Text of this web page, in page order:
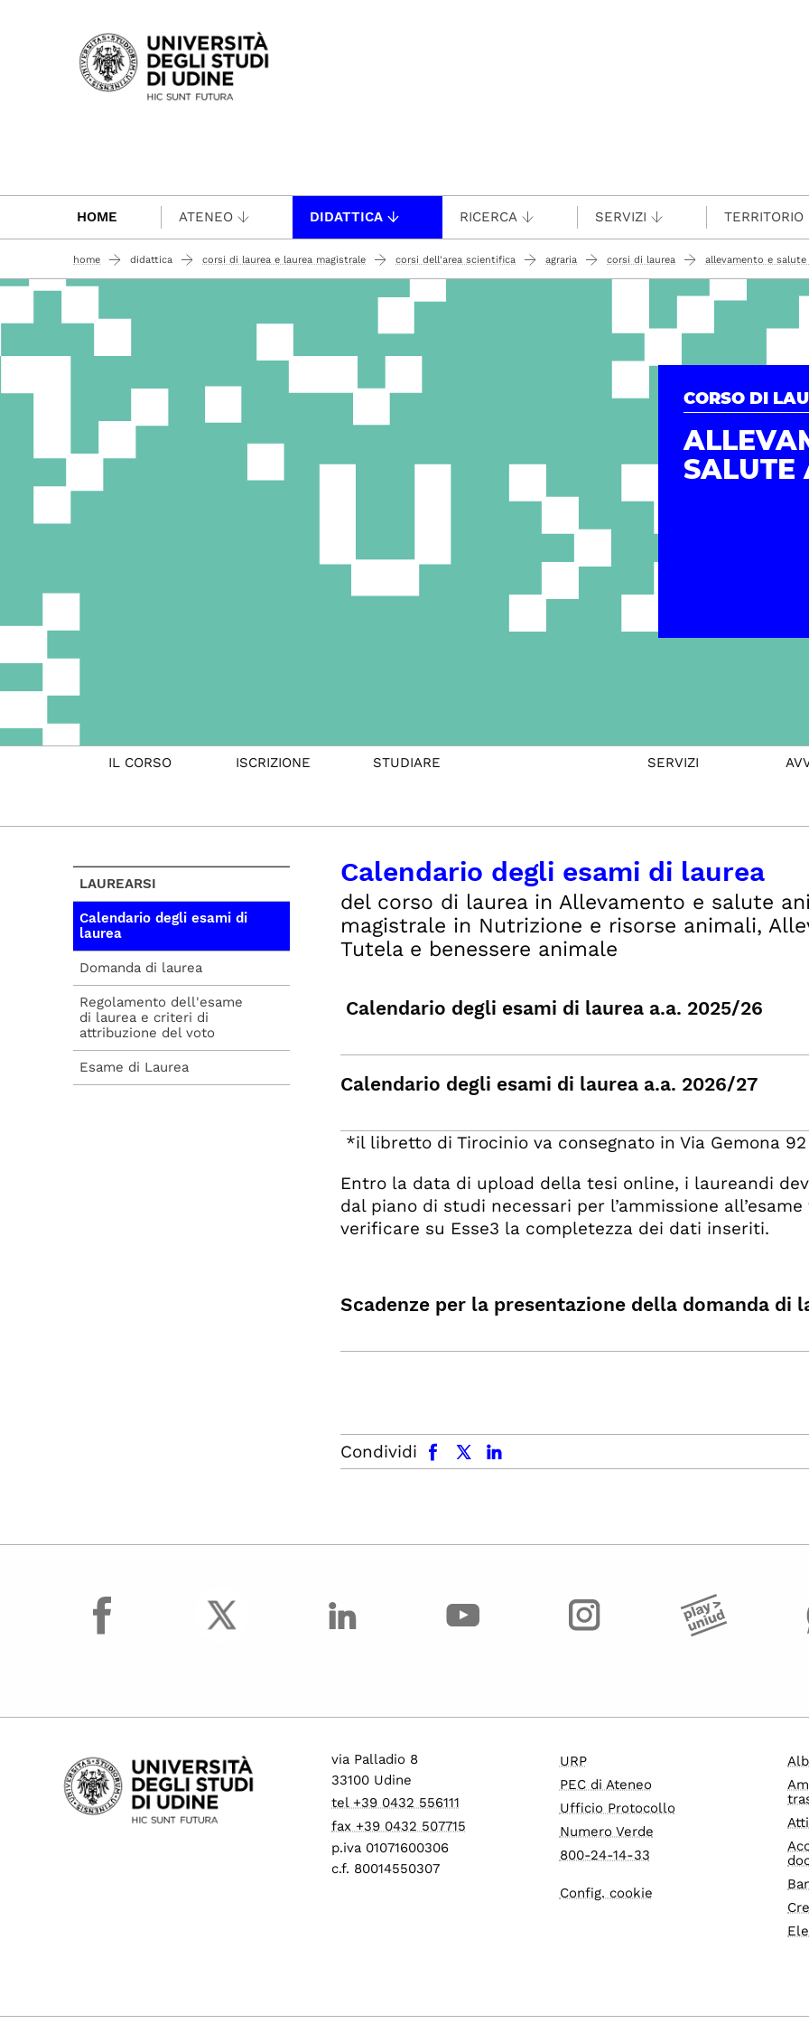
Passa al contenuto principale
HOME ATENEO DIDATTICA RICERCA SERVIZI
home didattica corsi di laurea e laurea magistrale corsi dell'area scientifica agraria corsi di laurea allevamento e salute
CORSO DI
SALUTE
IL CORSO ISCRIZIONE STUDIARE SERVIZI
Calendario degli esami di laurea
del corso di laurea in Allevamento e salute
magistrale in Nutrizione e risorse animali,
Tutela e benessere animale
Calendario degli esami di laurea a.a. 2025/26
Calendario degli esami di laurea a.a. 2026/27
*il libretto di Tirocinio va consegnato in Via Gemona
Entro la data di upload della tesi online, i laureandi
dal piano di studi necessari per l’ammissione
verificare su Esse3 la completezza dei dati inseriti.
Scadenze per la presentazione della domanda di
Condividi
facebook x.com linkedin
LAUREARSI
Calendario degli esami di
laurea
Domanda di laurea
Regolamento dell'esame
di laurea e criteri di
attribuzione del voto
Esame di Laurea
facebook
via Palladio 8
33100 Udine
tel +39 0432 556111
fax +39 0432 507715
p.iva 01071600306
c.f. 80014550307
URP
PEC di Ateneo
Ufficio Protocollo
Numero Verde
800-24-14-33
Config. cookie